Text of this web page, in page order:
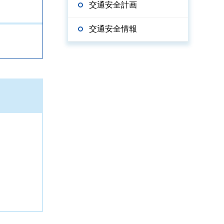
交通安全計画
交通安全情報